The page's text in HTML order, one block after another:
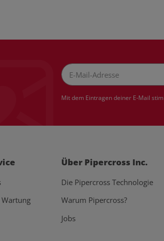
Mit dem Eintragen deiner E-Mail
Über Pipercross Inc.
Die Pipercross Technologie
Warum Pipercross?
Jobs